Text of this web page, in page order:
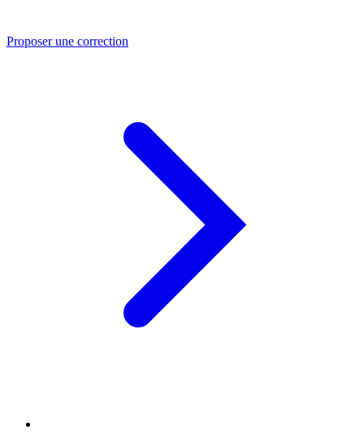
Proposer une correction